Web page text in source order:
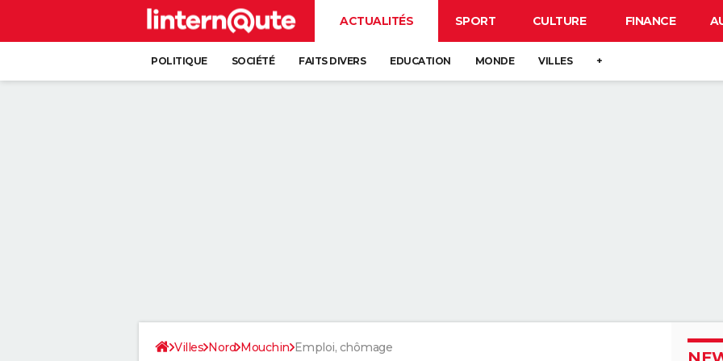
ACTUALITÉS SPORT CULTURE FINANCE
POLITIQUE SOCIÉTÉ FAITS DIVERS EDUCATION MONDE VILLES +
Villes Nord Mouchin Emploi, chômage